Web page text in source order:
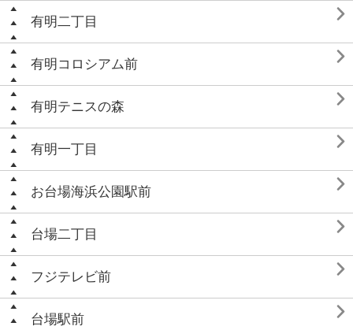
有明二丁目 
有明コロシアム前 
有明テニスの森 
有明一丁目 
お台場海浜公園駅前 
台場二丁目 
フジテレビ前 
台場駅前 